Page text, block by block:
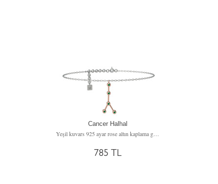
Cancer Halhal
Yeşil kuvars 925 ayar rose altın kaplama gümüş bilezik (20 cm gümüş rolo zincir)
785 TL